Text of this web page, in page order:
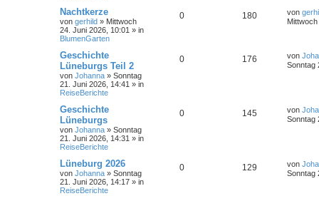
Nachtkerze
von gerhild » Mittwoch
24. Juni 2026, 10:01 » in
BlumenGarten
0 180 von
Geschichte
Lüneburgs Teil 2
von Johanna » Sonntag
21. Juni 2026, 14:41 » in
ReiseBerichte
0 176 von
Sonntag
Geschichte
Lüneburgs
von Johanna » Sonntag
21. Juni 2026, 14:31 » in
ReiseBerichte
0 145 von
Sonntag
Lüneburg 2026
von Johanna » Sonntag
21. Juni 2026, 14:17 » in
ReiseBerichte
0 129 von
Sonntag